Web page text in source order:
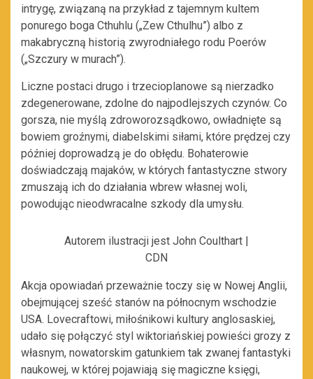
intrygę, związaną na przykład z tajemnym kultem
ponurego boga Cthuhlu („Zew Cthulhu”) albo z
makabryczną historią zwyrodniałego rodu Poerów
(„Szczury w murach”).
Liczne postaci drugo i trzecioplanowe są nierzadko
zdegenerowane, zdolne do najpodlejszych czynów. Co
gorsza, nie myślą zdroworozsądkowo, owładnięte są
bowiem groźnymi, diabelskimi siłami, które prędzej czy
później doprowadzą je do obłędu. Bohaterowie
doświadczają majaków, w których fantastyczne stwory
zmuszają ich do działania wbrew własnej woli,
powodując nieodwracalne szkody dla umysłu.
Autorem ilustracji jest John Coulthart |
CDN
Akcja opowiadań przeważnie toczy się w Nowej Anglii,
obejmującej sześć stanów na północnym wschodzie
USA. Lovecraftowi, miłośnikowi kultury anglosaskiej,
udało się połączyć styl wiktoriańskiej powieści grozy z
własnym, nowatorskim gatunkiem tak zwanej fantastyki
naukowej, w której pojawiają się magiczne księgi,